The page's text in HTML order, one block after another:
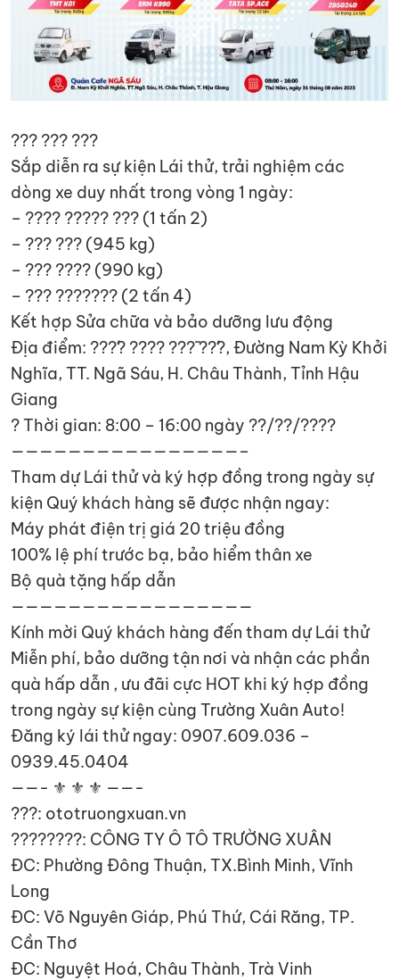
??? ??? ???
Sắp diễn ra sự kiện Lái thử, trải nghiệm các
dòng xe duy nhất trong vòng 1 ngày:
– ???? ????? ??? (1 tấn 2)
– ??? ??? (945 kg)
– ??? ???? (990 kg)
– ??? ??????? (2 tấn 4)
Kết hợp Sửa chữa và bảo dưỡng lưu động
Địa điểm: ???́? ???? ???̃ ??́?, Đường Nam Kỳ Khởi
Nghĩa, TT. Ngã Sáu, H. Châu Thành, Tỉnh Hậu
Giang
? Thời gian: 8:00 – 16:00 ngày ??/??/????
————————————————–
Tham dự Lái thử và ký hợp đồng trong ngày sự
kiện Quý khách hàng sẽ được nhận ngay:
Máy phát điện trị giá 20 triệu đồng
100% lệ phí trước bạ, bảo hiểm thân xe
Bộ quà tặng hấp dẫn
—————————————————
Kính mời Quý khách hàng đến tham dự Lái thử
Miễn phí, bảo dưỡng tận nơi và nhận các phần
quà hấp dẫn , ưu đãi cực HOT khi ký hợp đồng
trong ngày sự kiện cùng Trường Xuân Auto!
Đăng ký lái thử ngay: 0907.609.036 –
0939.45.0404
——- ⚜ ⚜ ⚜ ——-
???: ototruongxuan.vn
????????: CÔNG TY Ô TÔ TRƯỜNG XUÂN
ĐC: Phường Đông Thuận, TX.Bình Minh, Vĩnh
Long
ĐC: Võ Nguyên Giáp, Phú Thứ, Cái Răng, TP.
Cần Thơ
ĐC: Nguyệt Hoá, Châu Thành, Trà Vinh